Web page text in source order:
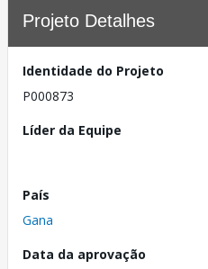
Projeto Detalhes
Identidade do Projeto
P000873
Líder da Equipe
País
Gana
Data da aprovação